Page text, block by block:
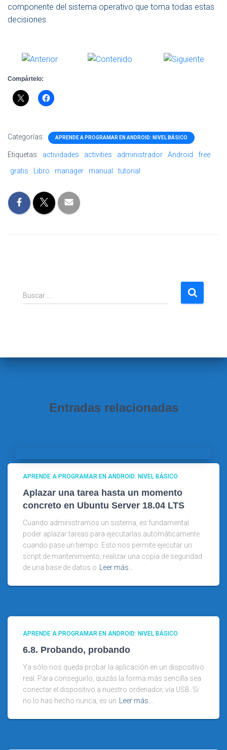
componente del sistema operativo que toma todas estas
decisiones.
Compártelo:
Categorías: APRENDE A PROGRAMAR EN ANDROID: NIVEL BÁSICO
Etiquetas: actividades activities administrador Android
free
gratis
Libro manager manual tutorial
B
u
:
Buscar …
Entradas relacionadas
APRENDE A PROGRAMAR EN ANDROID: NIVEL BÁSICO
Aplazar una tarea hasta un momento
concreto en Ubuntu Server 18.04 LTS
Cuando administramos un sistema, es fundamental
poder aplazar tareas para ejecutarlas automáticamente
cuando pase un tiempo. Esto nos permite ejecutar un
script de mantenimiento, realizar una copia de seguridad
de una base de datos o
Leer más…
APRENDE A PROGRAMAR EN ANDROID: NIVEL BÁSICO
6.8. Probando, probando
Ya sólo nos queda probar la aplicación en un dispositivo
real. Para conseguirlo, quizás la forma más sencilla sea
conectar el dispositivo a nuestro ordenador, vía USB. Si
no lo has hecho nunca, es un
Leer más…